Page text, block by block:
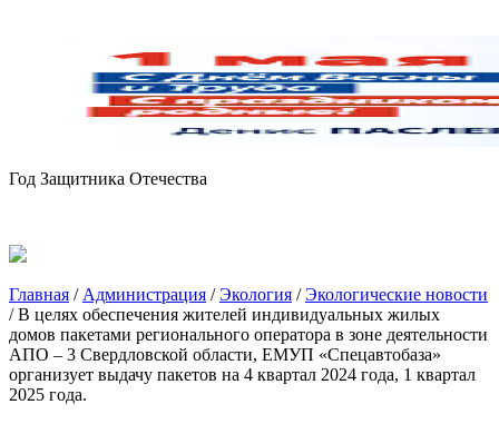
Год Защитника Отечества
Главная / Администрация /Экология /Экологические новости
/В целях обеспечения жителей индивидуальных жилых
домов пакетами регионального оператора в зоне деятельности
АПО – 3 Свердловской области, ЕМУП «Спецавтобаза»
организует выдачу пакетов на 4 квартал 2024 года, 1 квартал
2025 года.